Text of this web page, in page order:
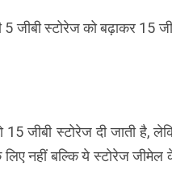
स्टोरेज को बढ़ाकर 15
जीबी स्टोरेज दी जाती है,
नहीं बल्कि ये स्टोरेज